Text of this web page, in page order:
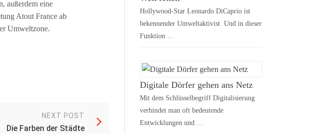
außerdem eine
Atout France ab
Umweltzone.
NEXT POST
Die Farben der Städte
Hollywood-Star Leonardo DiCaprio ist
bekennender Umweltaktivist. Und in dieser
Funktion …
Digitale Dörfer gehen ans Netz
Mit dem Schlüsselbegriff Digitalisierung
verbindet man oft bedeutende
Entwicklungen und …